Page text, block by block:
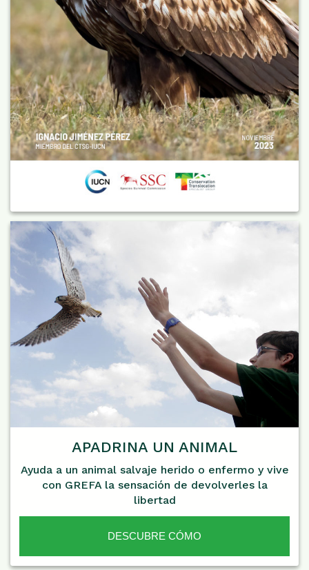
APADRINA UN ANIMAL
Ayuda a un animal salvaje herido o enfermo y vive
con GREFA la sensación de devolverles la
libertad
DESCUBRE CÓMO